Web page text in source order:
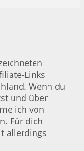
Links
Wenn du
und über
ich von
Für dich
allerdings